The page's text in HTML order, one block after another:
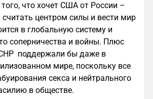
что хочет США от России –
считать центром силы и вести мир
в глобальную систему и
соперничества и войны. Плюс
поддержали бы даже в
мире, поскольку все
секса и нейтрального
в обществе.